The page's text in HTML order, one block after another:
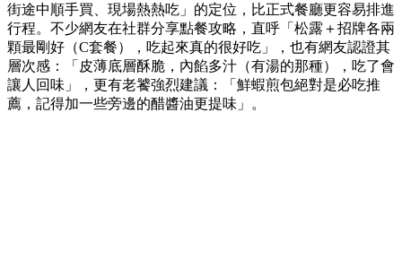
街途中順手買、現場熱熱吃」的定位，比正式餐廳更容易排進
行程。不少網友在社群分享點餐攻略，直呼「松露＋招牌各兩
顆最剛好（C套餐），吃起來真的很好吃」，也有網友認證其
層次感：「皮薄底層酥脆，內餡多汁（有湯的那種），吃了會
讓人回味」，更有老饕強烈建議：「鮮蝦煎包絕對是必吃推
薦，記得加一些旁邊的醋醬油更提味」。